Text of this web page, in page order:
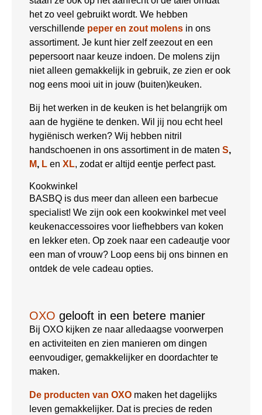
het zo veel gebruikt wordt. We hebben
verschillende peper en zout molens in ons
assortiment. Je kunt hier zelf zeezout en een
pepersoort naar keuze indoen. De molens zijn
niet alleen gemakkelijk in gebruik, ze zien er ook
nog eens mooi uit in jouw (buiten)keuken.
Bij het werken in de keuken is het belangrijk om
aan de hygiëne te denken. Wil jij nou echt heel
hygiënisch werken? Wij hebben nitril
handschoenen in ons assortiment in de maten S,
M, L en XL, zodat er altijd eentje perfect past.
Kookwinkel
BASBQ is dus meer dan alleen een barbecue
specialist! We zijn ook een kookwinkel met veel
keukenaccessoires voor liefhebbers van koken
en lekker eten. Op zoek naar een cadeautje voor
een man of vrouw? Loop eens bij ons binnen en
ontdek de vele cadeau opties.
OXO gelooft in een betere manier
Bij OXO kijken ze naar alledaagse voorwerpen
en activiteiten en zien manieren om dingen
eenvoudiger, gemakkelijker en doordachter te
maken.
De producten van OXO maken het dagelijks
leven gemakkelijker. Dat is precies de reden